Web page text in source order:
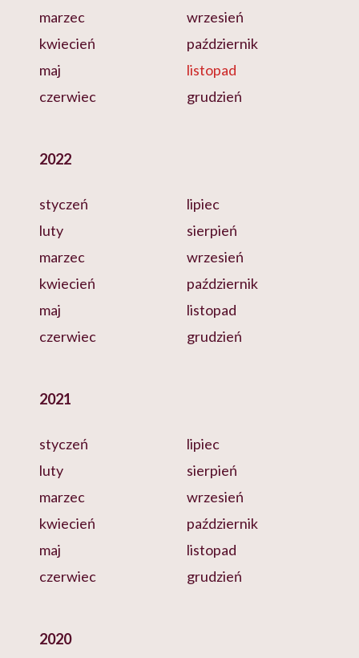
marzec
kwiecień
maj
czerwiec
wrzesień
październik
listopad
grudzień
2022
styczeń
luty
marzec
kwiecień
maj
czerwiec
lipiec
sierpień
wrzesień
październik
listopad
grudzień
2021
styczeń
luty
marzec
kwiecień
maj
czerwiec
lipiec
sierpień
wrzesień
październik
listopad
grudzień
2020